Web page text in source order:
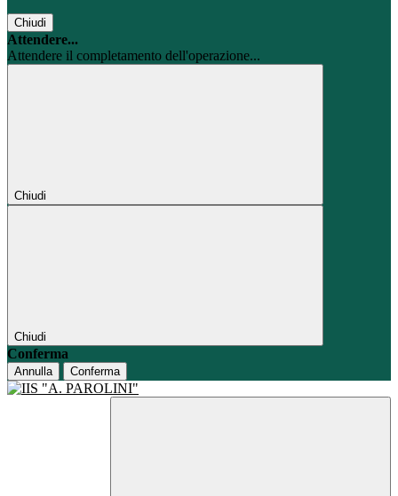
Chiudi
Attendere...
Attendere il completamento dell'operazione...
Chiudi
Chiudi
Conferma
Annulla Conferma